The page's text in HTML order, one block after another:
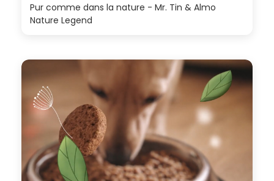
Pur comme dans la nature - Mr. Tin & Almo
Nature Legend